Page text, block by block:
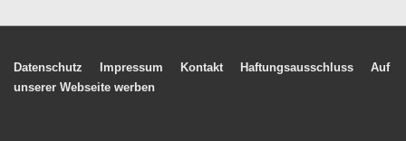
Footer-
Datenschutz Impressum Kontakt Haftungsausschluss
Auf
unserer Webseite werben